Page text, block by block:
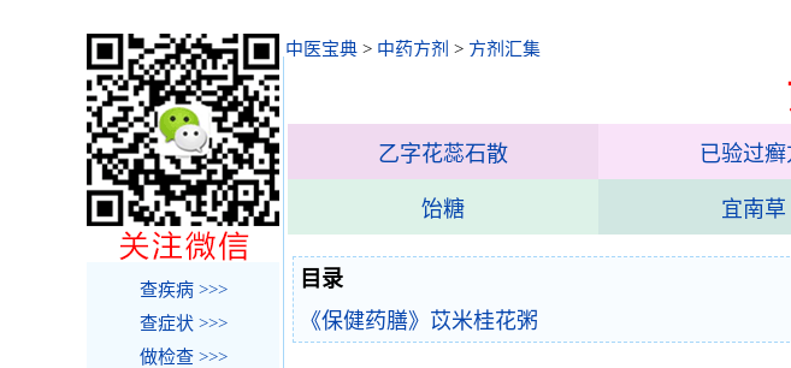
中医宝典 > 中药方剂 > 方剂汇集
乙字花蕊石散 已验过癣
饴糖 宜南草
目录
《保健药膳》苡米桂花粥
查疾病 >>>
查症状 >>>
做检查 >>>